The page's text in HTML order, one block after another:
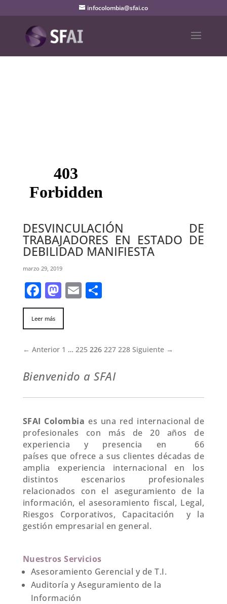
infocolombia@sfai.co
DESVINCULACIÓN DE
TRABAJADORES EN ESTADO DE
DEBILIDAD MANIFIESTA
marzo 29, 2019
Facebook
Mastodon
EmailShare
Leer más
← Anterior 1 … 225 226 227 228 Siguiente →
Bienvenido a SFAI
SFAI Colombia es una red internacional de
profesionales con más de 20 años de
experiencia y presencia en 66
países que ofrece a sus clientes décadas de
amplia experiencia internacional en los
distintos escenarios profesionales
relacionados con el aseguramiento de la
información, el asesoramiento fiscal, Legal,
Riesgos Corporativos, Capacitación y la
gestión empresarial en general.
Nuestros Servicios
Asesoramiento Gerencial y de T.I.
Auditoría y Aseguramiento de la
Información